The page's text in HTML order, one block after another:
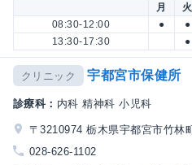
月 火
08:30-12:00
● ●
13:30-17:30
●
クリニック 宇都宮市保健所
診療科： 内科 精神科 小児科
〒3210974 栃木県宇都宮市竹林
028-626-1102